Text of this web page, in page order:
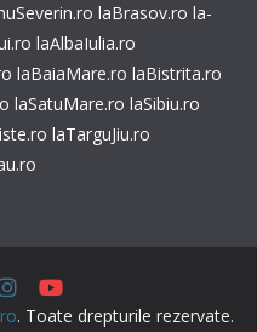
laBrasov.ro la-
laAlbaIulia.ro
laBaiaMare.ro laBistrita.ro
laSatuMare.ro laSibiu.ro
laTarguJiu.ro
. Toate drepturile rezervate.